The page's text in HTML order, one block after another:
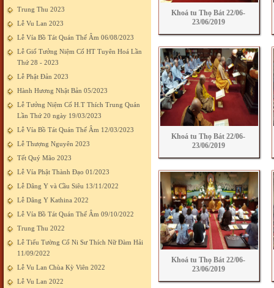
Trung Thu 2023
Lễ Vu Lan 2023
Lễ Vía Bồ Tát Quán Thế Âm 06/08/2023
Lễ Giố Tưởng Niệm Cố HT Tuyên Hoá Lần
Thứ 28 - 2023
Lễ Phật Đản 2023
Hành Hương Nhật Bản 05/2023
Lễ Tưởng Niệm Cố H.T Thích Trung Quán
Lần Thứ 20 ngày 19/03/2023
Lễ Vía Bồ Tát Quán Thế Âm 12/03/2023
Lễ Thượng Nguyên 2023
Tết Quý Mão 2023
Lễ Vía Phật Thành Đạo 01/2023
Lễ Dâng Y và Cầu Siêu 13/11/2022
Lễ Dâng Y Kathina 2022
Lễ Vía Bồ Tát Quán Thế Âm 09/10/2022
Trung Thu 2022
Lễ Tiểu Tường Cố Ni Sư Thích Nữ Đàm Hải
11/09/2022
Lễ Vu Lan Chùa Kỳ Viên 2022
Lễ Vu Lan 2022
Khoá tu Thọ Bát 22/06-
23/06/2019
Khoá tu Thọ Bát 22/06-
23/06/2019
Khoá tu Thọ Bát 22/06-
23/06/2019